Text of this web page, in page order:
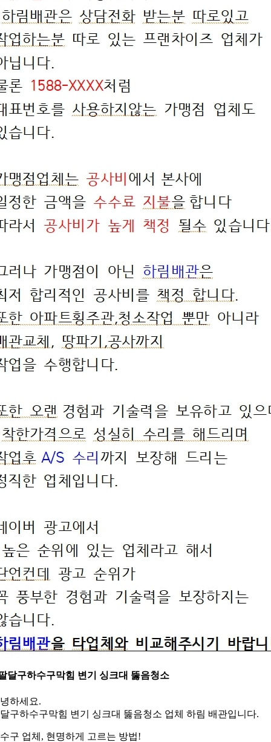
달구하수구막힘 변기 싱크대 뚫음청소
하세요.
구하수구막힘 변기 싱크대 뚫음청소 업체 하림 배관입니다.
구 업체, 현명하게 고르는 방법!